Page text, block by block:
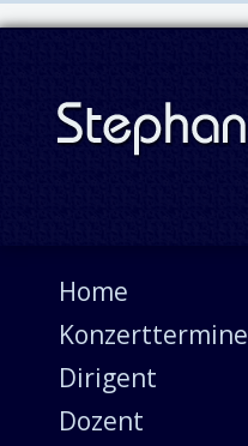
Home
Konzerttermine
Dirigent
Dozent